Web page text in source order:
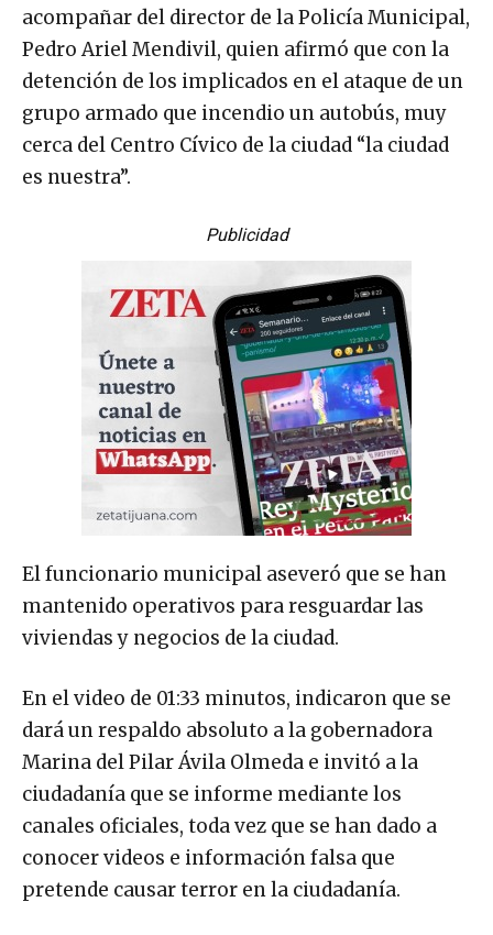
acompañar del director de la Policía Municipal,
Pedro Ariel Mendivil, quien afirmó que con la
detención de los implicados en el ataque de un
grupo armado que incendio un autobús, muy
cerca del Centro Cívico de la ciudad “la ciudad
es nuestra”.
Publicidad
El funcionario municipal aseveró que se han
mantenido operativos para resguardar las
viviendas y negocios de la ciudad.
En el video de 01:33 minutos, indicaron que se
dará un respaldo absoluto a la gobernadora
Marina del Pilar Ávila Olmeda e invitó a la
ciudadanía que se informe mediante los
canales oficiales, toda vez que se han dado a
conocer videos e información falsa que
pretende causar terror en la ciudadanía.